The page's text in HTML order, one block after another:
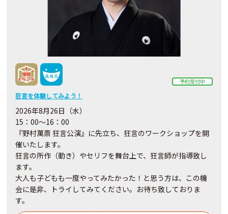
予約受付中
狂言を体験してみよう！
2026年8月26日（水）
15：00～16：00
『野村萬斎 狂言公演』に先立ち、狂言のワークショップを開
催いたします。
狂言の所作（動き）やセリフを舞台上で、狂言師が指導致し
ます。
大人も子どもも一度やってみたかった！と思う方は、この機
会に是非、トライしてみてください。お待ち致しておりま
す。